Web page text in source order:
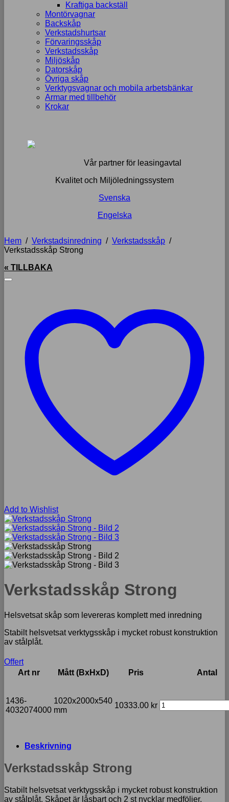
Kraftiga backställ
Montörvagnar
Backskåp
Verkstadshurtsar
Förvaringsskåp
Verkstadsskåp
Miljöskåp
Datorskåp
Övriga skåp
Verktygsvagnar och mobila arbetsbänkar
Armar med tillbehör
Krokar
Vår partner för leasingavtal
Kvalitet och Miljöledningssystem
Svenska
Engelska
Hem / Verkstadsinredning / Verkstadsskåp /
Verkstadsskåp Strong
« TILLBAKA
Add to Wishlist
Verkstadsskåp Strong
Helsvetsat skåp som levereras komplett med inredning
Stabilt helsvetsat verktygsskåp i mycket robust konstruktion
av stålplåt.
Offert
Art nr
Mått (BxHxD) Pris Antal
1436-
4032074000
1020x2000x540
mm
10333.00 kr
Beskrivning
Verkstadsskåp Strong
Stabilt helsvetsat verktygsskåp i mycket robust konstruktion
av stålplåt. Skåpet är låsbart och 2 st nycklar medföljer.